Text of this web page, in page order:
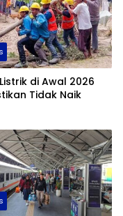
di Awal 2026
Tidak Naik